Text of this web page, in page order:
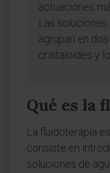
actuaciones
Las
agrupan en
cristaloides y
Qué es la
La fluidoterapia
consiste en
soluciones de